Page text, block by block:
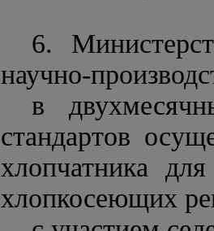
6.
научно-
в
стандартов
хлопчатника
хлопкосеющих